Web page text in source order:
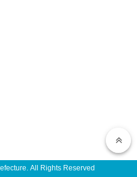
All Rights Reserved